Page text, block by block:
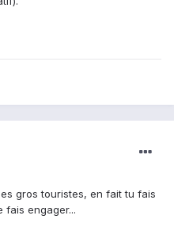
gros touristes, en fait tu fais
fais engager...